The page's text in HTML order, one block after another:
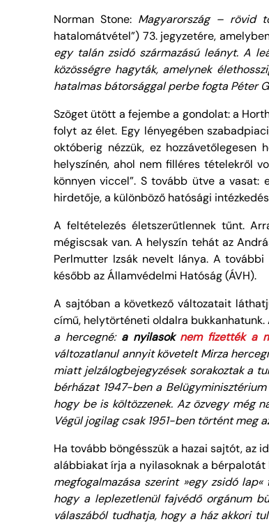
Norman Stone: Magyarország – rövid
hatalomátvétel”) 73. jegyzetére,
egy talán zsidó származású leányt. A
közösségre hagyták, amelynek
hatalmas bátorsággal perbe fogta Péter
Szöget ütött a fejembe a gondolat: a
folyt az élet. Egy lényegében
októberig nézzük, ez
helyszínén, ahol nem filléres tételekről
könnyen viccel”. S tovább ütve a
hirdetője, a különböző hatósági
A feltételezés életszerűtlennek tűnt.
mégiscsak van. A helyszín tehát az
Perlmutter Izsák nevelt lánya. A
később az Államvédelmi Hatóság (ÁVH).
A sajtóban a következő változatait
című, helytörténeti oldalra bukkanhatunk.
a hercegné: a nyilasok nem fizették a
változatlanul annyit követelt Mirza
miatt jelzálogbejegyzések sorakoztak a
bérházat 1947-ben a
hogy be is költözzenek. Az özvegy még
Végül jogilag csak 1951-ben történt meg
Ha tovább böngésszük a hazai sajtót, az
alábbiakat írja a nyilasoknak a
megfogalmazása szerint »egy zsidó
hogy a leplezetlenül fajvédő orgánum
válaszából tudhatja, hogy a ház akkori